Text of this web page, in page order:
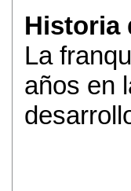
Historia
La
años en